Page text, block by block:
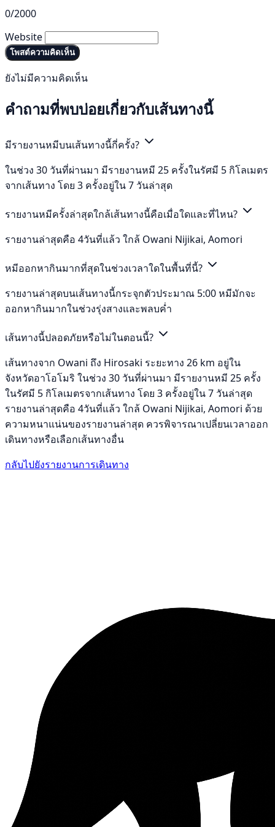
0/2000
Website
โพสต์ความคิดเห็น
ยังไม่มีความคิดเห็น
คำถามที่พบบ่อยเกี่ยวกับเส้นทางนี้
มีรายงานหมีบนเส้นทางนี้กี่ครั้ง?
ในช่วง 30 วันที่ผ่านมา มีรายงานหมี 25 ครั้งในรัศมี 5 กิโลเมตร
จากเส้นทาง โดย 3 ครั้งอยู่ใน 7 วันล่าสุด
รายงานหมีครั้งล่าสุดใกล้เส้นทางนี้คือเมื่อใดและที่ไหน?
รายงานล่าสุดคือ 4วันที่แล้ว ใกล้ Owani Nijikai, Aomori
หมีออกหากินมากที่สุดในช่วงเวลาใดในพื้นที่นี้?
รายงานล่าสุดบนเส้นทางนี้กระจุกตัวประมาณ 5:00 หมีมักจะ
ออกหากินมากในช่วงรุ่งสางและพลบค่ำ
เส้นทางนี้ปลอดภัยหรือไม่ในตอนนี้?
เส้นทางจาก Owani ถึง Hirosaki ระยะทาง 26 km อยู่ใน
จังหวัดอาโอโมริ ในช่วง 30 วันที่ผ่านมา มีรายงานหมี 25 ครั้ง
ในรัศมี 5 กิโลเมตรจากเส้นทาง โดย 3 ครั้งอยู่ใน 7 วันล่าสุด
รายงานล่าสุดคือ 4วันที่แล้ว ใกล้ Owani Nijikai, Aomori ด้วย
ความหนาแน่นของรายงานล่าสุด ควรพิจารณาเปลี่ยนเวลาออก
เดินทางหรือเลือกเส้นทางอื่น
กลับไปยังรายงานการเดินทาง